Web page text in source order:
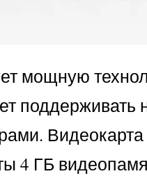
мощную
4 ГБ